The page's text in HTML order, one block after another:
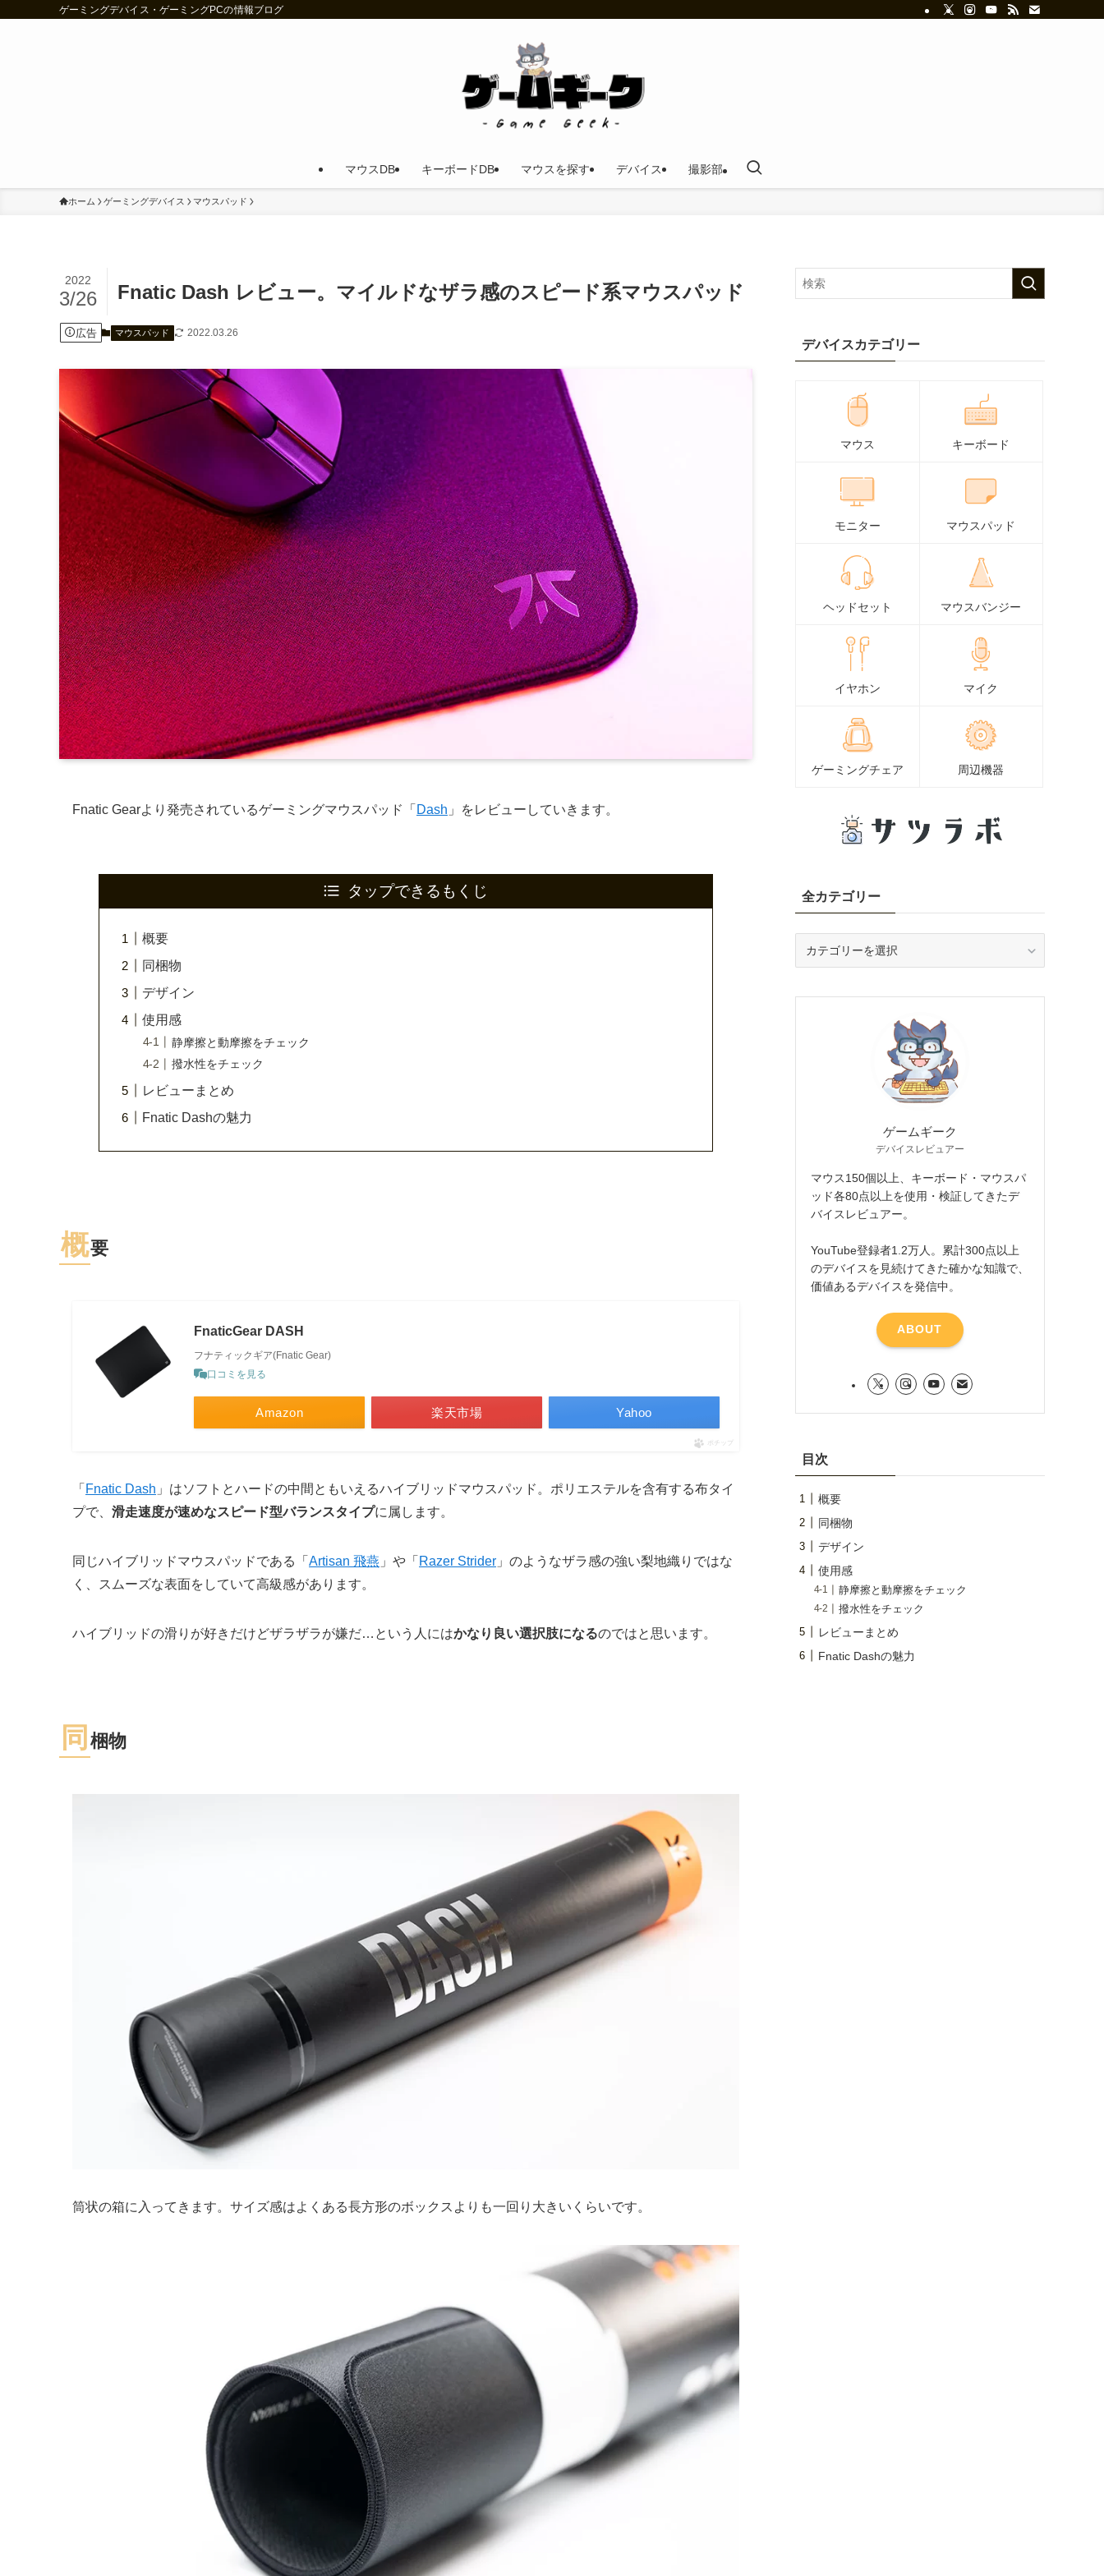
ゲーミングデバイス・ゲーミングPCの情報ブログ
マウスDB キーボードDB マウスを探す デバイス 撮影部
ホーム ゲーミングデバイス マウスパッド
Fnatic Dash レビュー。マイルドなザラ感のスピード系マウスパッド
2022
3/26
広告 マウスパッド 2022.03.26
Fnatic Gearより発売されているゲーミングマウスパッド「 Dash 」をレビューしていきます。
タップできるもくじ
概要
同梱物
デザイン
使用感
静摩擦と動摩擦をチェック
撥水性をチェック
レビューまとめ
Fnatic Dashの魅力
概要
FnaticGear DASH
フナティックギア(Fnatic Gear)
口コミを見る
Amazon 楽天市場 Yahoo
ポチップ
「 Fnatic Dash 」はソフトとハードの中間ともいえるハイブリッドマウスパッド。ポリエステルを含有する布タイ
プで、 滑走速度が速めなスピード型バランスタイプに属します。
同じハイブリッドマウスパッドである「 Artisan 飛燕 」や「 Razer Strider 」のようなザラ感の強い梨地織りではな
く、スムーズな表面をしていて高級感があります。
ハイブリッドの滑りが好きだけどザラザラが嫌だ…という人にはかなり良い選択肢になるのではと思います。
同 梱物
筒状の箱に入ってきます。サイズ感はよくある長方形のボックスよりも一回り大きいくらいです。
デバイスカテゴリー
マウス キーボード
モニター マウスパッド
ヘッドセット マウスバンジー
イヤホン マイク
ゲーミングチェア 周辺機器
全カテゴリー
ゴ
ゲームギーク
デバイスレビュアー
マウス150個以上、キーボード・マウスパ
ッド各80点以上を使用・検証してきたデ
バイスレビュアー。
YouTube登録者1.2万人。累計300点以上
のデバイスを見続けてきた確かな知識で、
価値あるデバイスを発信中。
ABOUT
目次
概要
同梱物
デザイン
使用感
静摩擦と動摩擦をチェック
撥水性をチェック
レビューまとめ
Fnatic Dashの魅力